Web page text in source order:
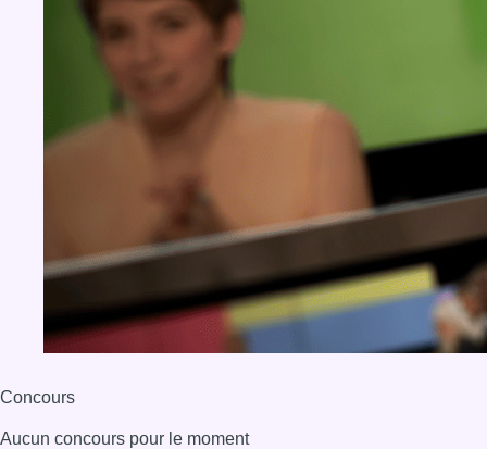
Concours
Aucun concours pour le moment